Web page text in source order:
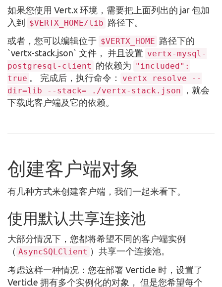
如果您使用 Vert.x 环境，需要把上面列出的 jar 包加
入到 $VERTX_HOME/lib 路径下。
或者，您可以编辑位于 $VERTX_HOME 路径下的
`vertx-stack.json` 文件， 并且设置 vertx-mysql-
postgresql-client 的依赖为 "included":
true 。 完成后，执行命令：
vertx resolve --
dir=lib --stack= ./vertx-stack.json
，就会
下载此客户端及它的依赖。
创建客户端对象
有几种方式来创建客户端，我们一起来看下。
使用默认共享连接池
大部分情况下，您都将希望不同的客户端实例
（ AsyncSQLClient ）共享一个连接池。
考虑这样一种情况：您在部署 Verticle 时，设置了
Verticle 拥有多个实例化的对象， 但是您希望每个